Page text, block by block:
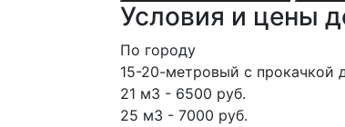
Условия и цены
По городу
15-20-метровый с прокачкой
21 м3 - 6500 руб.
25 м3 - 7000 руб.